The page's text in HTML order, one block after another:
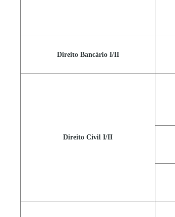
Direito Bancário I/II
Direito Civil I/II